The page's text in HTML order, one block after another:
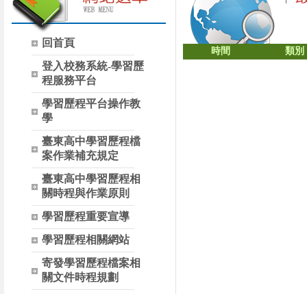
回首頁
登入校務系統-學習歷
程服務平台
學習歷程平台操作教
學
臺東高中學習歷程檔
案作業補充規定
臺東高中學習歷程相
關時程與作業原則
學習歷程重要宣導
學習歷程相關網站
寄發學習歷程檔案相
關文件時程規劃
時間 類別